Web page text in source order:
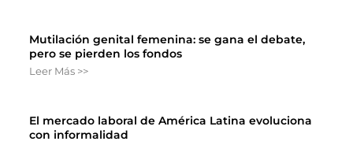
Mutilación genital femenina: se gana el debate,
pero se pierden los fondos
Leer Más >>
El mercado laboral de América Latina evoluciona
con informalidad